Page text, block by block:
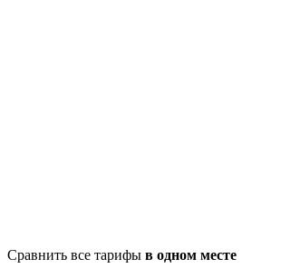
Сравнить все тарифы в одном месте